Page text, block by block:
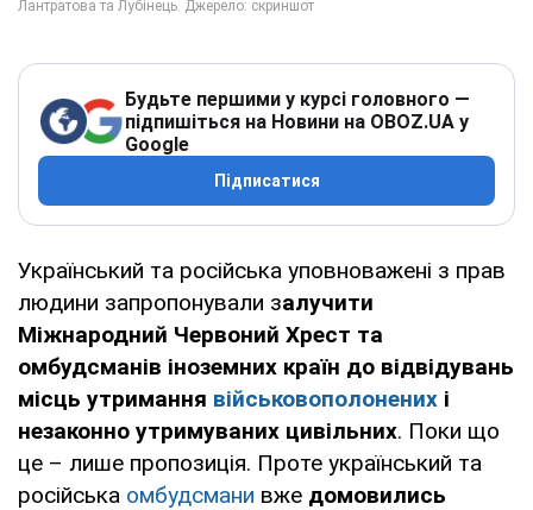
Будьте першими у курсі головного —
підпишіться на Новини на OBOZ.UA у
Google
Підписатися
Український та російська уповноважені з прав
людини запропонували залучити
Міжнародний Червоний Хрест та
омбудсманів іноземних країн до відвідувань
місць утримання військовополонених і
незаконно утримуваних цивільних. Поки що
це – лише пропозиція. Проте український та
російська омбудсмани вже домовились